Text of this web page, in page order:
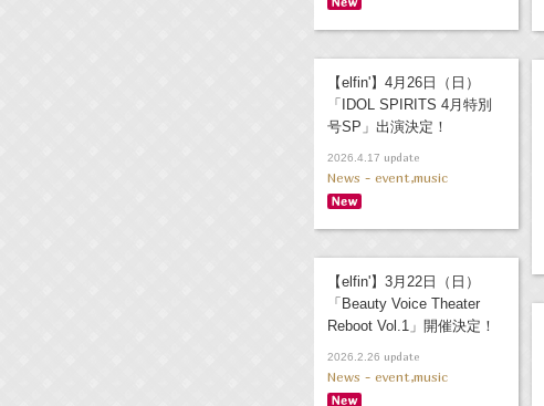
【elfin'】4月26日（日）
「IDOL SPIRITS 4月特別
号SP」出演決定！
2026.4.17 update
News - event,music
【elfin'】3月22日（日）
「Beauty Voice Theater
Reboot Vol.1」開催決定！
2026.2.26 update
News - event,music